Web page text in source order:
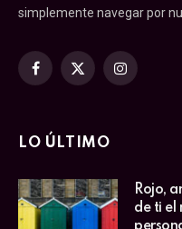
simplemente navegar por
Facebook
X
Instagram
LO ÚLTIMO
Rojo,
de ti el